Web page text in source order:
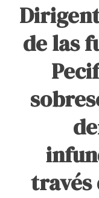
de las
través